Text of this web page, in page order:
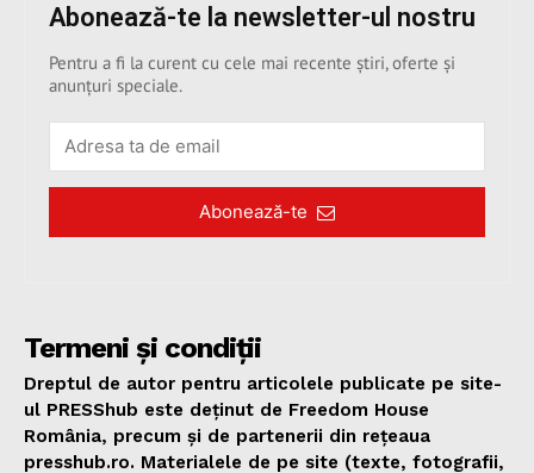
Abonează-te la newsletter-ul nostru
Pentru a fi la curent cu cele mai recente știri, oferte și
anunțuri speciale.
Abonează-te
Termeni și condiții
Dreptul de autor pentru articolele publicate pe site-
ul PRESShub este deținut de Freedom House
România, precum și de partenerii din rețeaua
presshub.ro. Materialele de pe site (texte, fotografii,